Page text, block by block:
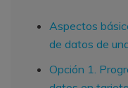
Aspectos
de datos de
Opción 1.